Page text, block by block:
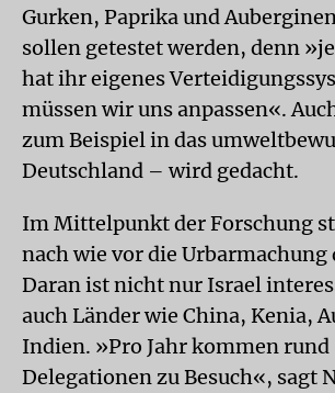
Gurken, Paprika und
sollen getestet werden, denn
hat ihr eigenes
müssen wir uns anpassen«.
zum Beispiel in das
Deutschland – wird gedacht.
Im Mittelpunkt der Forschung
nach wie vor die Urbarmachung
Daran ist nicht nur Israel
auch Länder wie China, Kenia,
Indien. »Pro Jahr kommen rund
Delegationen zu Besuch«, sagt